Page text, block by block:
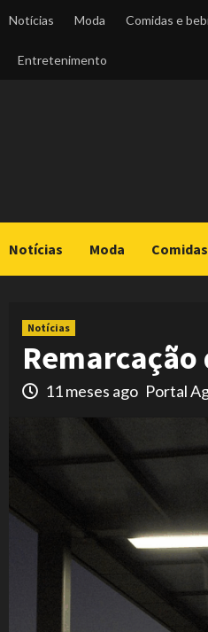
content
Notícias Moda Comidas e
Entretenimento
Notícias Moda
Notícias
11 meses ago Portal